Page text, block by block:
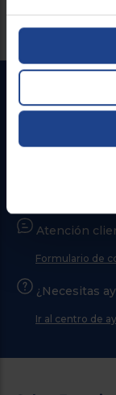
Atención
Formulario de
¿Necesitas
Ir al centro de